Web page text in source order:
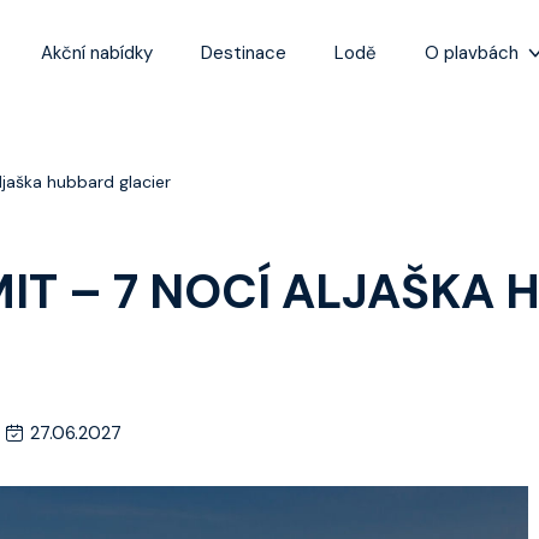
Akční nabídky Destinace Lodě O plavbách
Tipy na nejlepší
hubbard glacier
– 7 NOCÍ ALJAŠKA
27.06.2027